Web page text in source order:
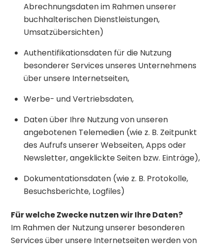
Abrechnungsdaten im Rahmen unserer
buchhalterischen Dienstleistungen,
Umsatzübersichten)
Authentifikationsdaten für die Nutzung
besonderer Services unseres Unternehmens
über unsere Internetseiten,
Werbe- und Vertriebsdaten,
Daten über Ihre Nutzung von unseren
angebotenen Telemedien (wie z. B. Zeitpunkt
des Aufrufs unserer Webseiten, Apps oder
Newsletter, angeklickte Seiten bzw. Einträge),
Dokumentationsdaten (wie z. B. Protokolle,
Besuchsberichte, Logfiles)
Für welche Zwecke nutzen wir Ihre Daten?
Im Rahmen der Nutzung unserer besonderen
Services über unsere Internetseiten werden von